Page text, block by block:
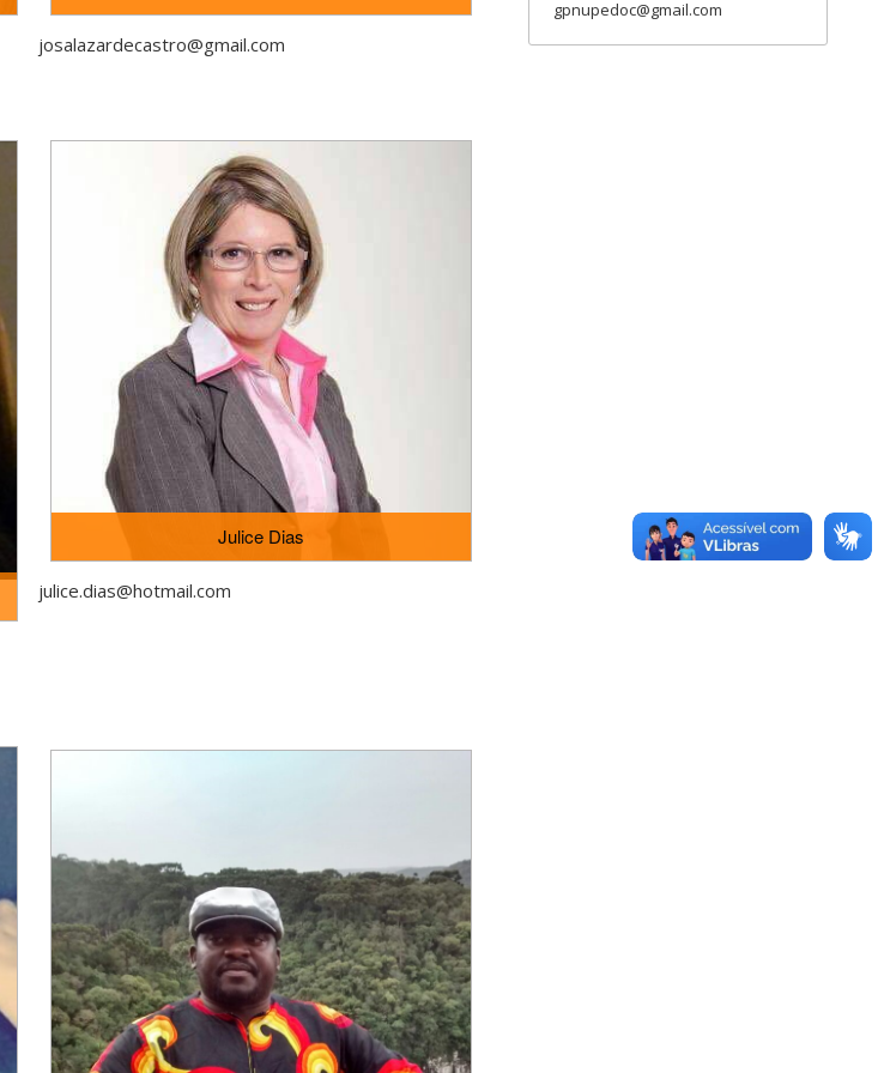
Doutoranda em Educação na Linha de Pesquisa Educação e
Pavia/Itália /Dipartimento degli Studi Umanistici, no período
entre dezembro de 2014 setembro de 2015, com ênfase na
formação de professores para a educação infantil e para
educação das crianças de 0 a 3 anos. Possui Mestrado em
Educação (2011) pelo (PPGE/UFSC) e Linha de Pesquisa:
Educação e Infância. É integrante do Núcleo de Pesquisa
sobre o Trabalho e a Formação Docente na/para Educação
Básica - NUPEDOC (UFSC; UNIVILLE; FURB; PUC PR; PUC SP)
da UFSC.
josalazardecastro@gmail.com
Julice Dias
Doutora em Educação: História, Política, Sociedade pela
pela Fundação Universidade Regional de Blumenau (1994).
Atualmente é professora do Departamento de Pedagogia
da Universidade do Estado de Santa Catarina (UDESC).
julice.dias@hotmail.com
gpnupedoc@gmail.com